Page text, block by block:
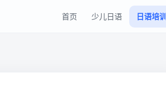
首页 少儿日语 日语培训